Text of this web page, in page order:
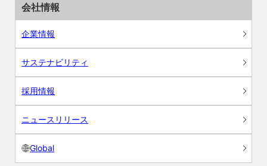
会社情報
企業情報
サステナビリティ
採用情報
ニュースリリース
Global